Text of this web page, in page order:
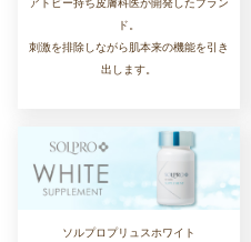
アトピー持ち皮膚科医が開発したブラン
ド。
刺激を排除しながら肌本来の機能を引き
出します。
ソルプロプリュスホワイト